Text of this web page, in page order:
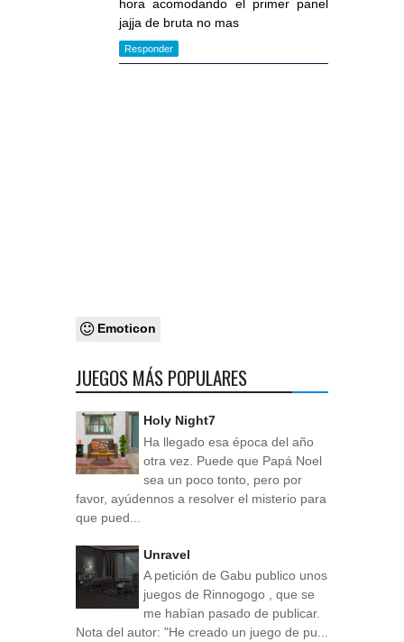
hora acomodando el primer panel
jajja de bruta no mas
Responder
Emoticon
JUEGOS MÁS POPULARES
Holy Night7
Ha llegado esa época del año
otra vez. Puede que Papá Noel
sea un poco tonto, pero por
favor, ayúdennos a resolver el misterio para
que pued...
Unravel
A petición de Gabu publico unos
juegos de Rinnogogo , que se
me habían pasado de publicar.
Nota del autor: "He creado un juego de pu...